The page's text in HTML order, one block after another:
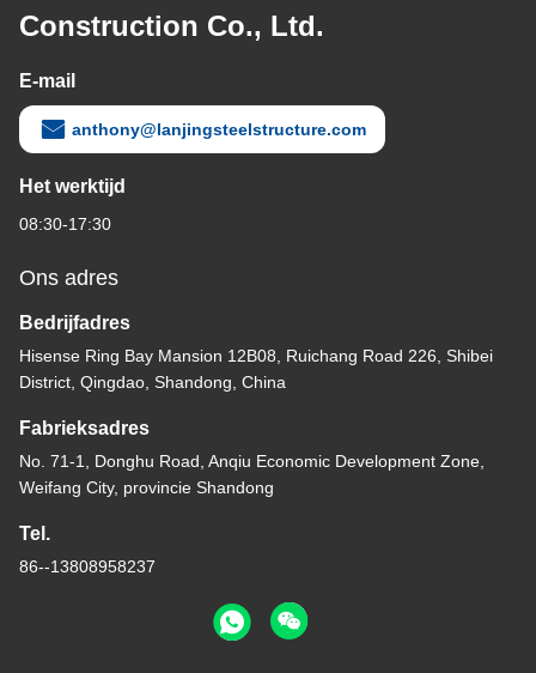
Construction Co., Ltd.
E-mail
anthony@lanjingsteelstructure.com
Het werktijd
08:30-17:30
Ons adres
Bedrijfadres
Hisense Ring Bay Mansion 12B08, Ruichang Road 226, Shibei
District, Qingdao, Shandong, China
Fabrieksadres
No. 71-1, Donghu Road, Anqiu Economic Development Zone,
Weifang City, provincie Shandong
Tel.
86--13808958237